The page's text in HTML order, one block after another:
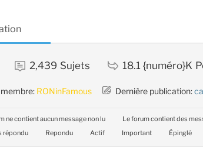
2,439 Sujets 18.1 {numéro}K
RONinFamous Dernière publication:
ne contient aucun message non lu
Le forum contient des
répondu Repondu Actif Important Épinglé